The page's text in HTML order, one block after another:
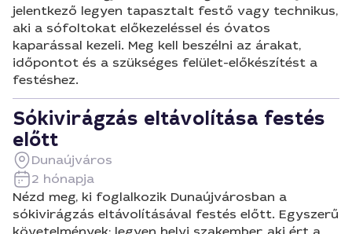
jelentkező legyen tapasztalt festő vagy technikus,
aki a sófoltokat előkezeléssel és óvatos
kaparással kezeli. Meg kell beszélni az árakat,
időpontot és a szükséges felület-előkészítést a
festéshez.
Sókivirágzás eltávolítása festés
előtt
Dunaújváros
2 hónapja
Nézd meg, ki foglalkozik Dunaújvárosban a
sókivirágzás eltávolításával festés előtt. Egyszerű